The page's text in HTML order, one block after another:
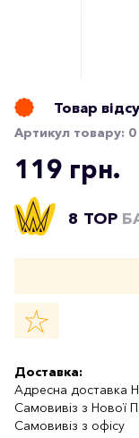
Товар
Артикул товару: 0
119 грн.
8 TOP
Доставка:
Адресна доставка
Самовивіз з Нової
Самовивіз з офісу